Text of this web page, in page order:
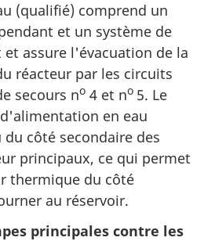
(qualifié) comprend un
et un système de
assure l'évacuation de la
réacteur par les circuits
secours no 4 et no 5. Le
en eau
côté secondaire des
principaux, ce qui permet
thermique du côté
au réservoir.
principales contre les